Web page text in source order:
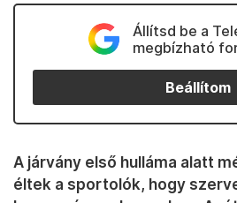
Állítsd be a
megbízható
Beállítom
A járvány első hulláma alatt
éltek a sportolók, hogy